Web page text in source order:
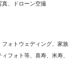
真、ドローン空撮
ォトウェディング、家族
フォト等、喜寿、米寿、